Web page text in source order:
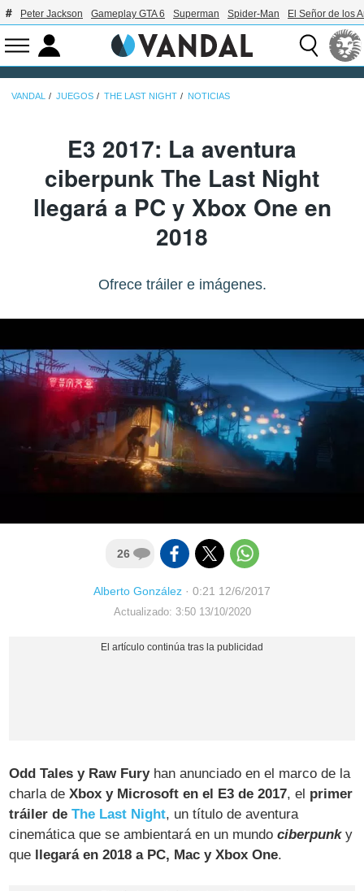
Peter Jackson Gameplay GTA 6 Superman Spider-Man El Señor de los
VANDAL JUEGOS THE LAST NIGHT NOTICIAS
E3 2017: La aventura
ciberpunk The Last Night
llegará a PC y Xbox One en
2018
Ofrece tráiler e imágenes.
26
Alberto González · 0:21 12/6/2017
Actualizado: 3:50 13/10/2020
Odd Tales y Raw Furyhan anunciado en el marco de la
charla deXbox y Microsoft en el E3 de 2017, el primer
tráiler deThe Last Night, un título de aventura
cinemática que se ambientará en un mundociberpunky
que llegará en 2018 a PC, Mac y Xbox One.